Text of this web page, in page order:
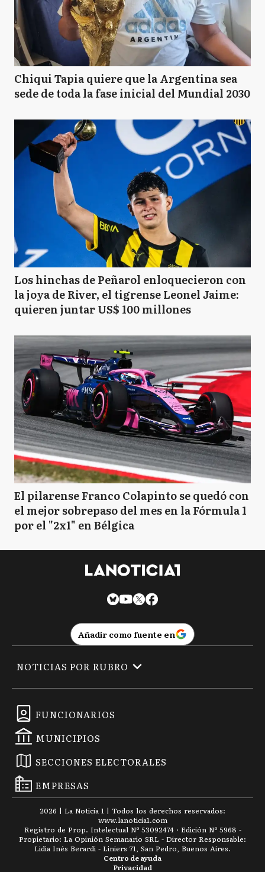
Chiqui Tapia quiere que la Argentina sea
sede de toda la fase inicial del Mundial 2030
Los hinchas de Peñarol enloquecieron con
la joya de River, el tigrense Leonel Jaime:
quieren juntar US$ 100 millones
El pilarense Franco Colapinto se quedó con
el mejor sobrepaso del mes en la Fórmula 1
por el "2x1" en Bélgica
Añadir como fuente en
FUNCIONARIOS
MUNICIPIOS
SECCIONES ELECTORALES
EMPRESAS
NOTICIAS POR RUBRO
2026 | La Noticia 1 | Todos los derechos reservados:
www.lanoticia1.com
Registro de Prop. Intelectual Nº 53092474 · Edición Nº 5968 -
Propietario: La Opinión Semanario SRL - Director Responsable:
Lidia Inés Berardi - Liniers 71, San Pedro, Buenos Aires.
Privacidad
Centro de ayuda